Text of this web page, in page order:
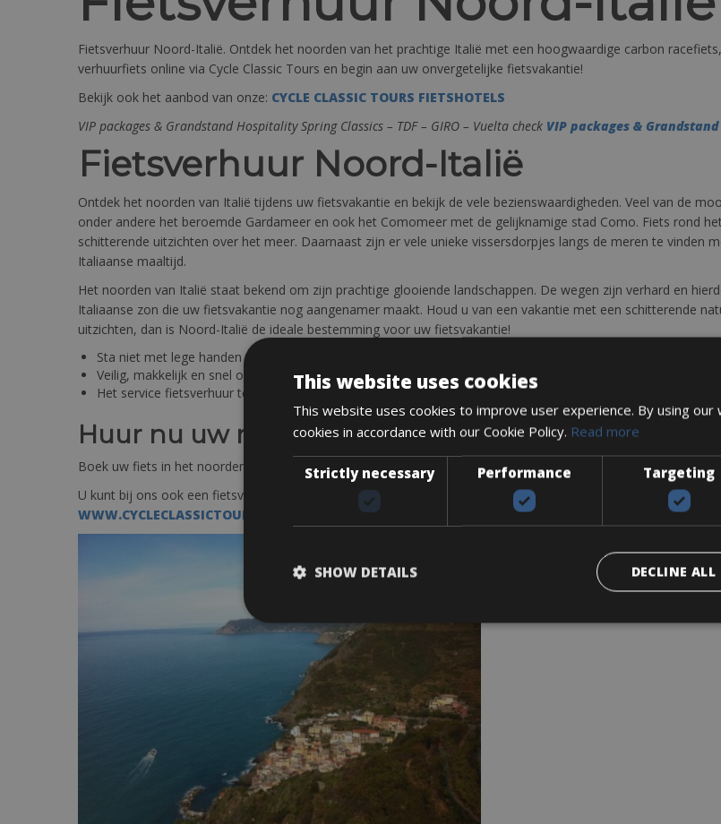
Fietsverhuur Noord-Italië. Ontdek het noorden van het prachtige Italië met een hoogwaardige carbon
verhuurfiets online via Cycle Classic Tours en begin aan uw onvergetelijke fietsvakantie!
Bekijk ook het aanbod van onze: CYCLE CLASSIC TOURS FIETSHOTELS
VIP packages & Grandstand Hospitality Spring Classics – TDF – GIRO – Vuelta check VIP packages &
Fietsverhuur Noord-Italië
Ontdek het noorden van Italië tijdens uw fietsvakantie en bekijk de vele bezienswaardigheden. Veel van de
onder andere het beroemde Gardameer en ook het Comomeer met de gelijknamige stad Como. Fiets rond
schitterende uitzichten over het meer. Daarnaast zijn er vele unieke vissersdorpjes langs de meren te vinden
Italiaanse maaltijd.
Het noorden van Italië staat bekend om zijn prachtige glooiende landschappen. De wegen zijn verhard en
Italiaanse zon die uw fietsvakantie nog aangenamer maakt. Houd u van een vakantie met een schitterende
uitzichten, dan is Noord-Italië de ideale bestemming voor uw fietsvakantie!
Sta niet met lege handen en boek vooraf uw racefiets of e bike
Veilig, makkelijk en snel online uw huurfiets boeken
Het service fietsverhuur team kunt u altijd contacteren voor speciale wensen en groepsfietsverhuur
Huur nu uw racefiets of e bike online!
Boek uw fiets in het noorden van Italië via ons Engelstalig verhuur platform BOOK HERE
U kunt bij ons ook een fietsvakantie boeken in Italië: Check voor alle tours onze Engelse Cycle Classic Tours
WWW.CYCLECLASSICTOURS.COM/ITALY
This website uses cookies
This website uses cookies to improve user experience. By using
cookies in accordance with our Cookie Policy. Read more
Strictly necessary Performance Targeting
DECLINE ALL
SHOW DETAILS